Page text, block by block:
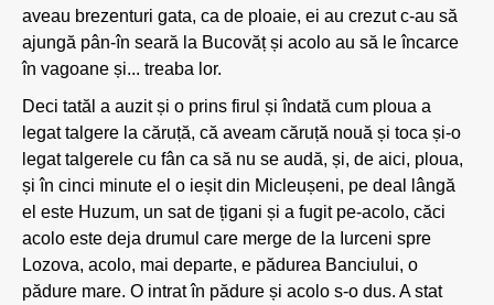
aveau brezenturi gata, ca de ploaie, ei au crezut c-au să
ajungă pân-în seară la Bucovăț și acolo au să le încarce
în vagoane și... treaba lor.
Deci tatăl a auzit și o prins firul și îndată cum ploua a
legat talgere la căruță, că aveam căruță nouă și toca și-o
legat talgerele cu fân ca să nu se audă, și, de aici, ploua,
și în cinci minute el o ieșit din Micleușeni, pe deal lângă
el este Huzum, un sat de țigani și a fugit pe-acolo, căci
acolo este deja drumul care merge de la Iurceni spre
Lozova, acolo, mai departe, e pădurea Banciului, o
pădure mare. O intrat în pădure și acolo s-o dus. A stat